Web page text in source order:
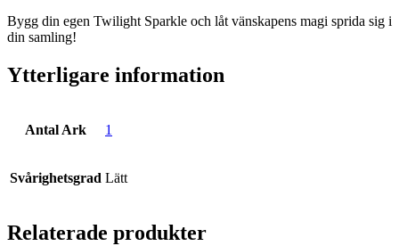
Bygg din egen Twilight Sparkle och låt vänskapens magi sprida sig i
din samling!
Ytterligare information
Antal Ark 1
Svårighetsgrad Lätt
Relaterade produkter